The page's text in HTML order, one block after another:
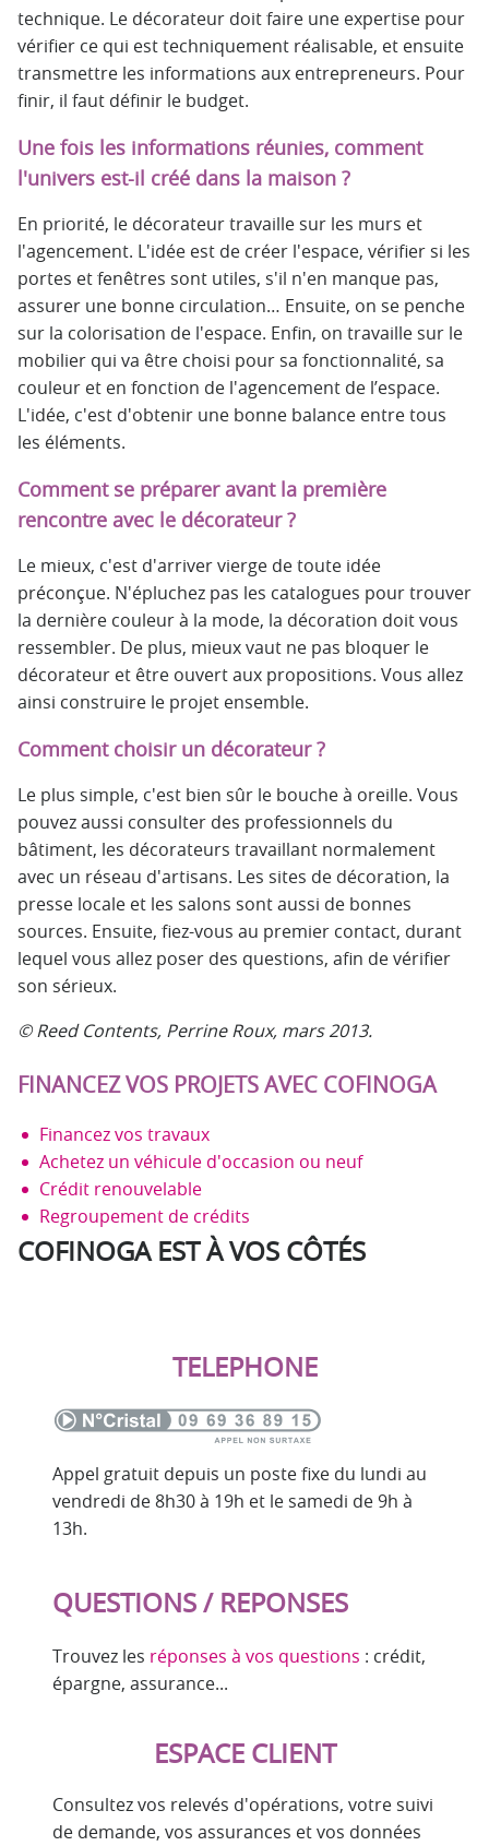
technique. Le décorateur doit faire une expertise pour
vérifier ce qui est techniquement réalisable, et ensuite
transmettre les informations aux entrepreneurs. Pour
finir, il faut définir le budget.
Une fois les informations réunies, comment
l'univers est-il créé dans la maison ?
En priorité, le décorateur travaille sur les murs et
l'agencement. L'idée est de créer l'espace, vérifier si les
portes et fenêtres sont utiles, s'il n'en manque pas,
assurer une bonne circulation… Ensuite, on se penche
sur la colorisation de l'espace. Enfin, on travaille sur le
mobilier qui va être choisi pour sa fonctionnalité, sa
couleur et en fonction de l'agencement de l’espace.
L'idée, c'est d'obtenir une bonne balance entre tous
les éléments.
Comment se préparer avant la première
rencontre avec le décorateur ?
Le mieux, c'est d'arriver vierge de toute idée
préconçue. N'épluchez pas les catalogues pour trouver
la dernière couleur à la mode, la décoration doit vous
ressembler. De plus, mieux vaut ne pas bloquer le
décorateur et être ouvert aux propositions. Vous allez
ainsi construire le projet ensemble.
Comment choisir un décorateur ?
Le plus simple, c'est bien sûr le bouche à oreille. Vous
pouvez aussi consulter des professionnels du
bâtiment, les décorateurs travaillant normalement
avec un réseau d'artisans. Les sites de décoration, la
presse locale et les salons sont aussi de bonnes
sources. Ensuite, fiez-vous au premier contact, durant
lequel vous allez poser des questions, afin de vérifier
son sérieux.
© Reed Contents, Perrine Roux, mars 2013.
FINANCEZ VOS PROJETS AVEC COFINOGA
Financez vos travaux
Achetez un véhicule d'occasion ou neuf
Crédit renouvelable
Regroupement de crédits
COFINOGA EST À VOS CÔTÉS
TELEPHONE
Appel gratuit depuis un poste fixe du lundi au
vendredi de 8h30 à 19h et le samedi de 9h à
13h.
QUESTIONS / REPONSES
Trouvez les réponses à vos questions : crédit,
épargne, assurance...
ESPACE CLIENT
Consultez vos relevés d'opérations, votre suivi
de demande, vos assurances et vos données